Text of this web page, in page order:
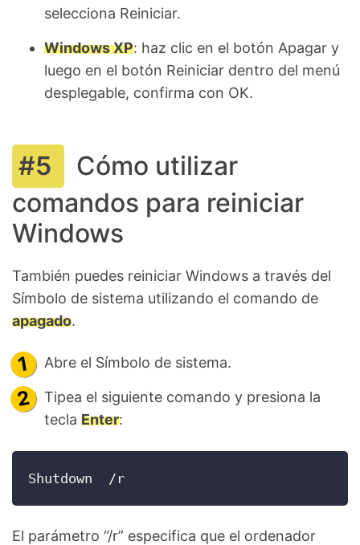
selecciona Reiniciar.
Windows XP: haz clic en el botón Apagar y
luego en el botón Reiniciar dentro del menú
desplegable, confirma con OK.
Cómo utilizar
comandos para reiniciar
Windows
También puedes reiniciar Windows a través del
Símbolo de sistema utilizando el comando de
apagado.
Abre el Símbolo de sistema.
Tipea el siguiente comando y presiona la
tecla Enter:
Shutdown  /r
El parámetro “/r” especifica que el ordenador